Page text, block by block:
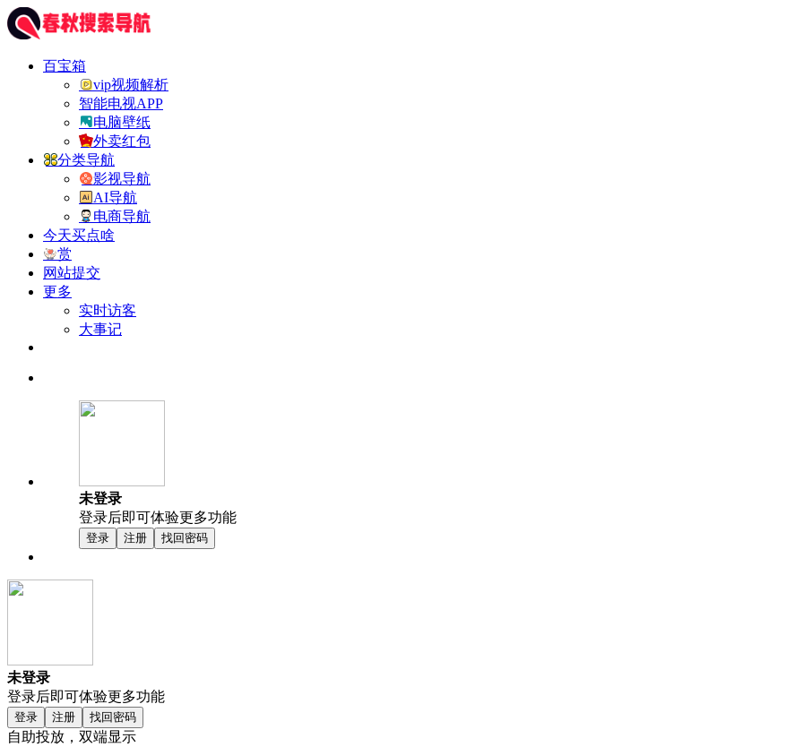
百宝箱
vip视频解析
智能电视APP
电脑壁纸
外卖红包
分类导航
影视导航
AI导航
电商导航
今天买点啥
赏
网站提交
更多
实时访客
大事记
未登录
登录后即可体验更多功能
登录 注册 找回密码
未登录
登录后即可体验更多功能
登录 注册 找回密码
自助投放，双端显示